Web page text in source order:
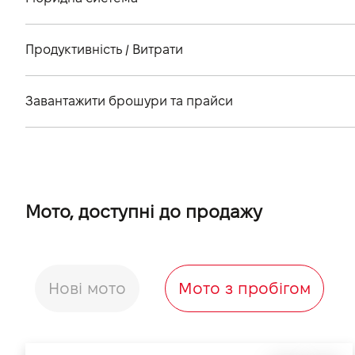
Максимальна допустима маса, кг
Запас ходу в режимі EV згідно з WLTP (км)
Продуктивність / Витрати
Завантажити брошури та прайси
Мото, доступні до продажу
Нові мото Мото з пробігом